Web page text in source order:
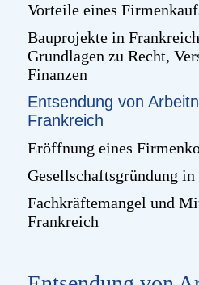
Vorteile eines
Bauprojekte in
Grundlagen zu Recht,
Finanzen
Entsendung von
Frankreich
Eröffnung eines
Gesellschaftsgründung
Fachkräftemangel und
Frankreich